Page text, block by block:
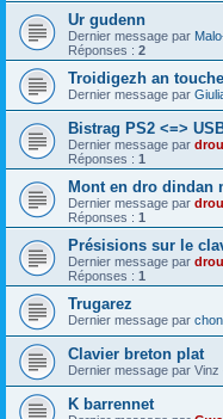
Ur gudenn
Dernier message par
Réponses : 2
Troidigezh an
Dernier message par
Bistrag PS2 <=>
Dernier message par
Réponses : 1
Mont en dro dindan
Dernier message par
Réponses : 1
Présisions sur le
Dernier message par
Réponses : 1
Trugarez
Dernier message par
Clavier breton plat
Dernier message par Vinz
K barrennet